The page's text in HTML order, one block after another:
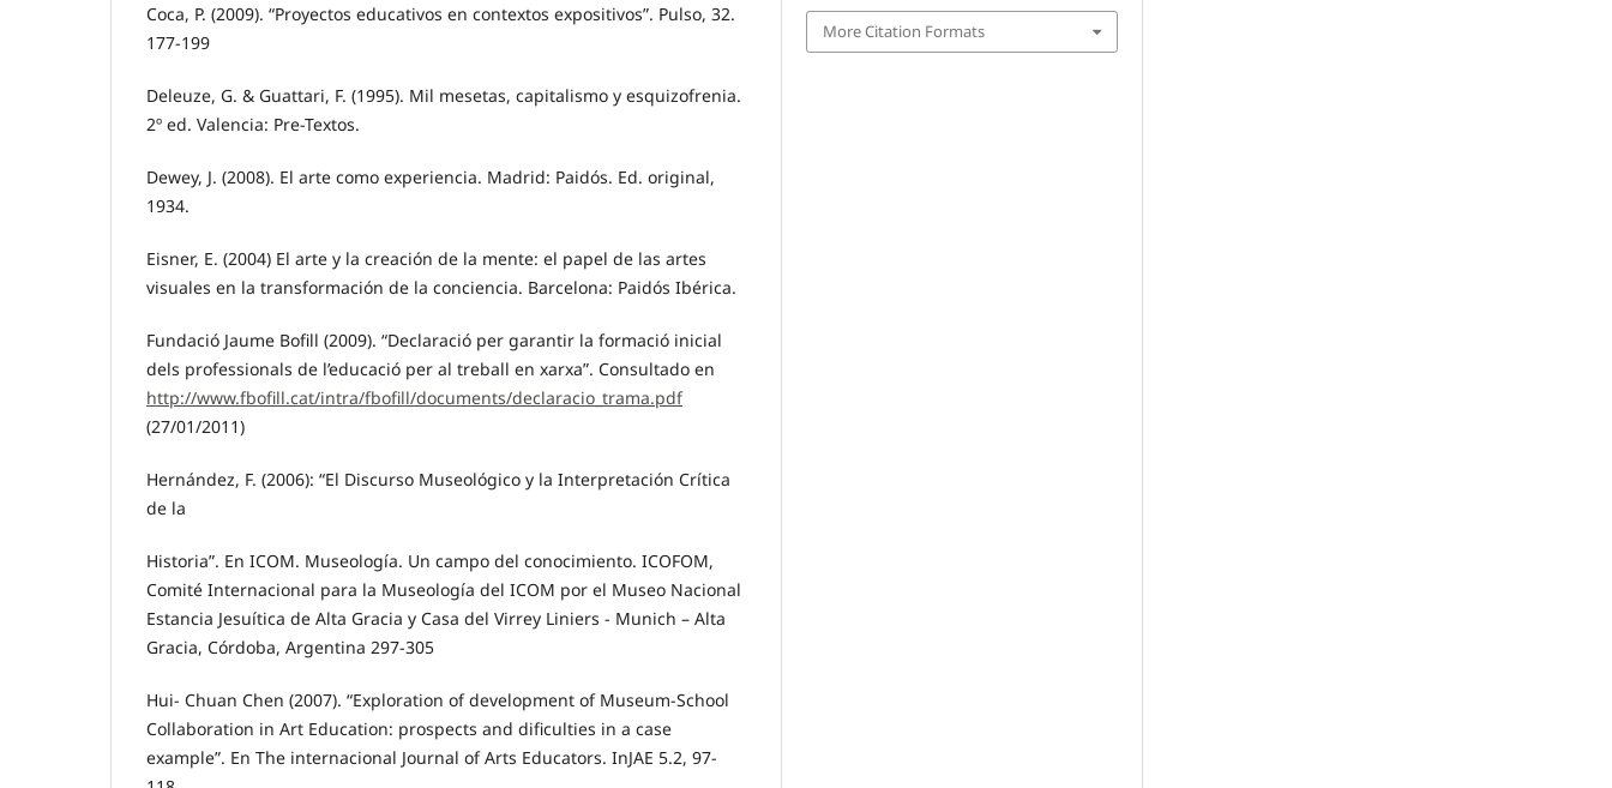
Coca, P. (2009). “Proyectos educativos en contextos expositivos”. Pulso, 32.
177-199
Deleuze, G. & Guattari, F. (1995). Mil mesetas, capitalismo y esquizofrenia.
2º ed. Valencia: Pre-Textos.
Dewey, J. (2008). El arte como experiencia. Madrid: Paidós. Ed. original,
1934.
Eisner, E. (2004) El arte y la creación de la mente: el papel de las artes
visuales en la transformación de la conciencia. Barcelona: Paidós Ibérica.
Fundació Jaume Bofill (2009). “Declaració per garantir la formació inicial
dels professionals de l’educació per al treball en xarxa”. Consultado en
http://www.fbofill.cat/intra/fbofill/documents/declaracio_trama.pdf
(27/01/2011)
Hernández, F. (2006): “El Discurso Museológico y la Interpretación Crítica
de la
Historia”. En ICOM. Museología. Un campo del conocimiento. ICOFOM,
Comité Internacional para la Museología del ICOM por el Museo Nacional
Estancia Jesuítica de Alta Gracia y Casa del Virrey Liniers - Munich – Alta
Gracia, Córdoba, Argentina 297-305
Hui- Chuan Chen (2007). “Exploration of development of Museum-School
Collaboration in Art Education: prospects and dificulties in a case
example”. En The internacional Journal of Arts Educators. InJAE 5.2, 97-
More Citation Formats